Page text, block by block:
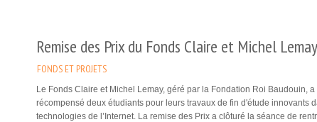
Remise des Prix du Fonds Claire et Michel Lemay
FONDS ET PROJETS
Le Fonds Claire et Michel Lemay, géré par la Fondation Roi Baudouin, a
récompensé deux étudiants pour leurs travaux de fin d'étude innovants
technologies de l’Internet. La remise des Prix a clôturé la séance de